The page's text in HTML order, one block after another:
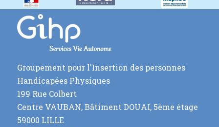
Groupement pour l'Insertion des personnes
Handicapées Physiques
199 Rue Colbert
Centre VAUBAN, Bâtiment DOUAI, 5ème étage
59000 LILLE